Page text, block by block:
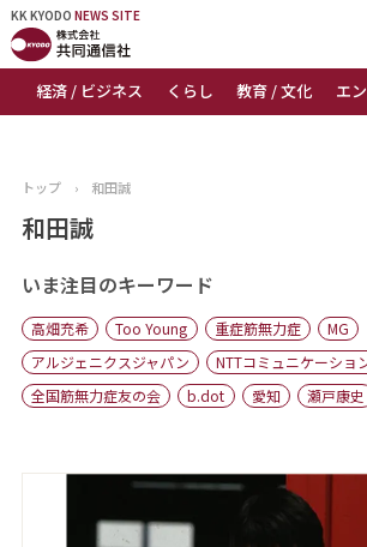
KK KYODO NEWS SITE
経済 / ビジネス くらし 教育 / 文化 エ
KK KYODONEWS SITE
トップページ
ニュース
おすすめコンテンツ
出版物
会社概要
トップ › 和田誠
和田誠
いま注目のキーワード
高畑充希 Too Young 重症筋無力症
MG
アルジェニクスジャパン
NTTコミュニケーショ
全国筋無力症友の会
b.dot 愛知 瀬戸康史